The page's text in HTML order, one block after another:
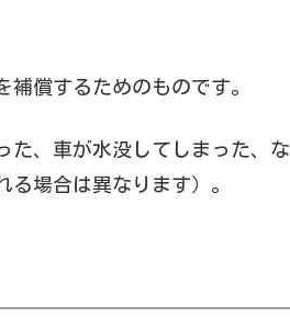
償するためのものです。
た、車が水没してしまった、な
場合は異なります）。